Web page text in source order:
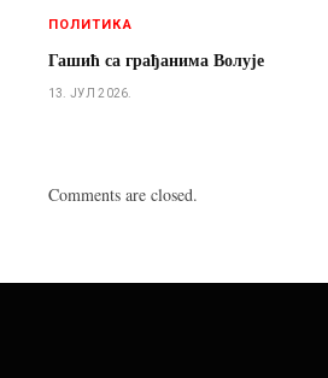
ПОЛИТИКА
Гашић са грађанима Волује
13. ЈУЛ 2026.
Comments are closed.